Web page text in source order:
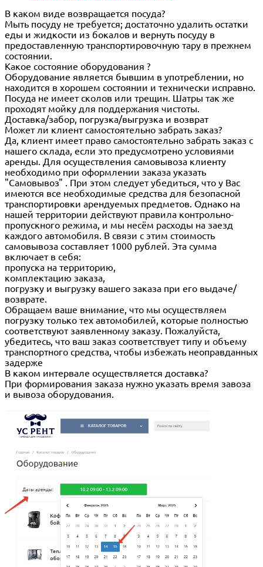
В каком виде возвращается посуда?
Мыть посуду не требуется; достаточно удалить остатки
еды и жидкости из бокалов и вернуть посуду в
предоставленную транспортировочную тару в прежнем
состоянии.
Какое состояние оборудования ?
Оборудование является бывшим в употреблении, но
находится в хорошем состоянии и технически исправно.
Посуда не имеет сколов или трещин. Шатры так же
проходят мойку для поддержания чистоты.
Доставка/забор, погрузка/выгрузка и возврат
Может ли клиент самостоятельно забрать заказ?
Да, клиент имеет право самостоятельно забрать заказ с
нашего склада, если это предусмотрено условиями
аренды. Для осуществления самовывоза клиенту
необходимо при оформлении заказа указать
"Самовывоз" . При этом следует убедиться, что у Вас
имеются все необходимые средства для безопасной
транспортировки арендуемых предметов. Однако на
нашей территории действуют правила контрольно-
пропускного режима, и мы несём расходы на заезд
каждого автомобиля. В связи с этим стоимость
самовывоза составляет 1000 рублей. Эта сумма
включает в себя:
пропуска на территорию,
комплектацию заказа,
погрузку и выгрузку вашего заказа при его выдаче/
возврате.
Обращаем ваше внимание, что мы осуществляем
погрузку только тех автомобилей, которые полностью
соответствуют заявленному заказу. Пожалуйста,
убедитесь, что ваш заказ соответствует типу и объему
транспортного средства, чтобы избежать неоправданных
задерже
В каком интервале осуществляется доставка?
При формирования заказа нужно указать время завоза
и вывоза оборудования.